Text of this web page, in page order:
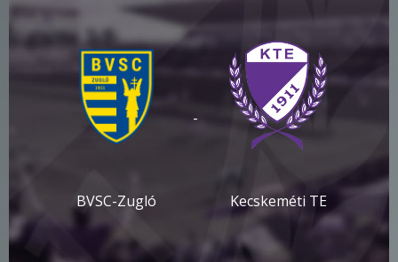
BVSC-Zugló
-
Kecskeméti TE